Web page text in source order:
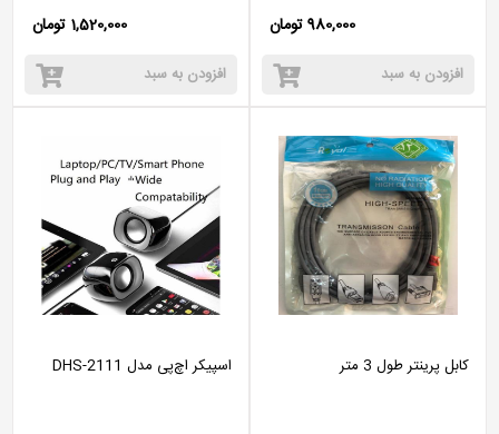
980,000 تومان
افزودن به سبد
1,520,000 تومان
افزودن به سبد
کابل پرینتر طول 3 متر اسپیکر اچ‌پی مدل DHS-2111